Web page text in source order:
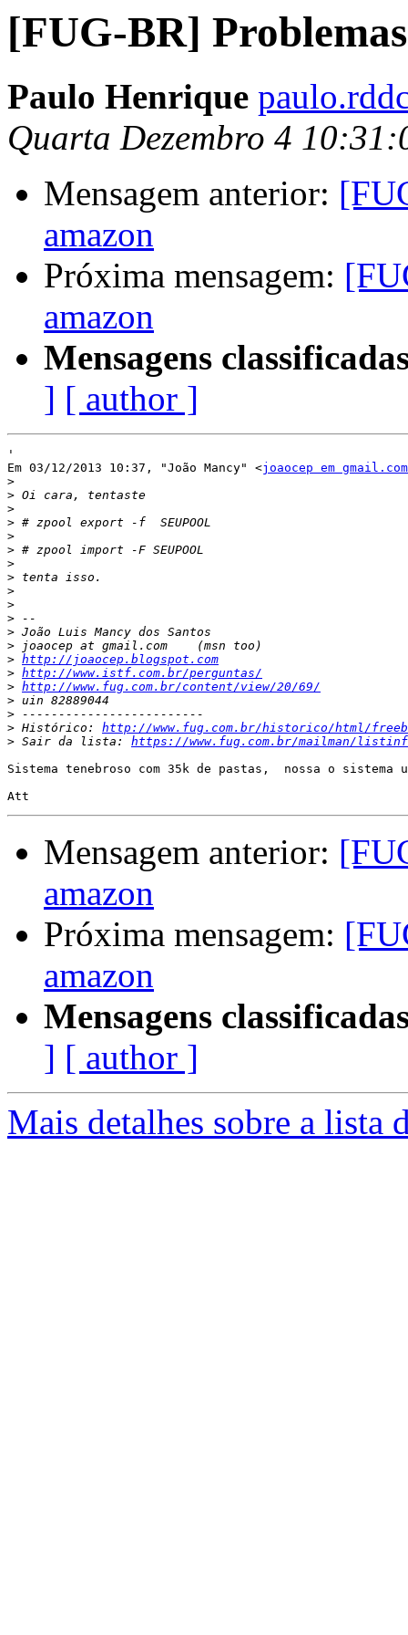
[FUG-BR]
Paulo Henrique
Quarta Dezembro 4
Mensagem anterior:
amazon
Próxima mensagem:
amazon
Mensagens
] [ author ]
'
Em 03/12/2013 10:37, "João Mancy" <joaocep em gmail.com
>
>
>
>
>
>
>
>
>
>
>
>
>
> http://joaocep.blogspot.com
> http://www.istf.com.br/perguntas/
> http://www.fug.com.br/content/view/20/69/
>
>
> Histórico: http://www.fug.com.br/historico/html/
> Sair da lista: https://www.fug.com.br/mailman/
Sistema tenebroso com 35k de pastas,  nossa o sistema
Mensagem anterior:
amazon
Próxima mensagem:
amazon
Mensagens
] [ author ]
Mais detalhes sobre a lista